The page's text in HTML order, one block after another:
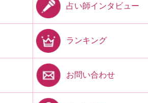
占い師インタビュー
ランキング
お問い合わせ